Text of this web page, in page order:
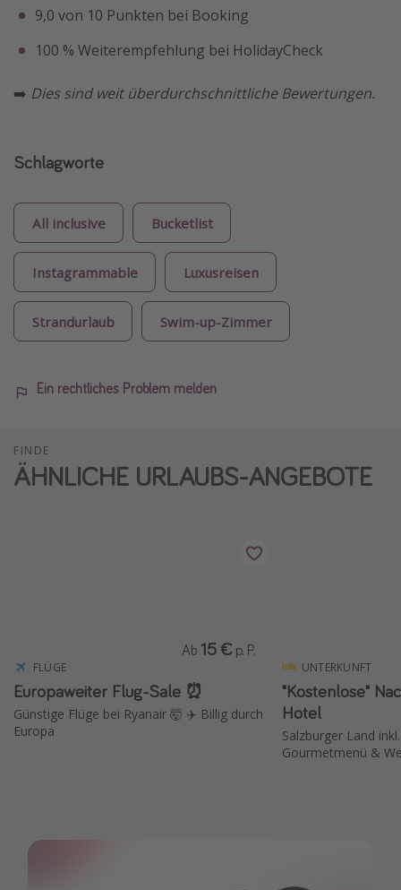
9,0 von 10 Punkten bei Booking
100 % Weiterempfehlung bei HolidayCheck
➡️ Dies sind weit überdurchschnittliche Bewertungen.
Schlagworte
All inclusive Bucketlist
Instagrammable Luxusreisen
Strandurlaub Swim-up-Zimmer
Ein rechtliches Problem melden
FINDE
ÄHNLICHE URLAUBS-ANGEBOTE
FLÜGE
Europaweiter Flug-Sale ⏰
Günstige Flüge bei Ryanair 🤯 ✈️ Billig durch
Europa
Ab 15 € p. P.
UNTERKUNFT
"Kostenlose"
Hotel
Salzburger Land
Gourmetmenü &